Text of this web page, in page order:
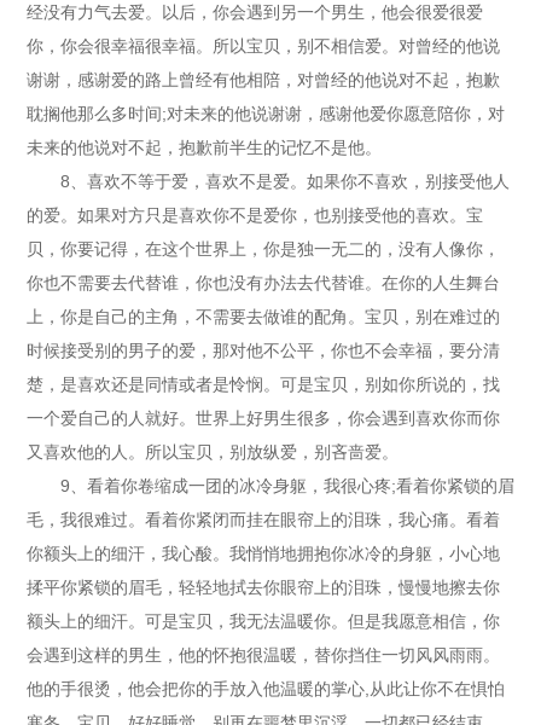
经没有力气去爱。以后，你会遇到另一个男生，他会很爱很爱
你，你会很幸福很幸福。所以宝贝，别不相信爱。对曾经的他说
谢谢，感谢爱的路上曾经有他相陪，对曾经的他说对不起，抱歉
耽搁他那么多时间;对未来的他说谢谢，感谢他爱你愿意陪你，对
未来的他说对不起，抱歉前半生的记忆不是他。
8、喜欢不等于爱，喜欢不是爱。如果你不喜欢，别接受他人
的爱。如果对方只是喜欢你不是爱你，也别接受他的喜欢。宝
贝，你要记得，在这个世界上，你是独一无二的，没有人像你，
你也不需要去代替谁，你也没有办法去代替谁。在你的人生舞台
上，你是自己的主角，不需要去做谁的配角。宝贝，别在难过的
时候接受别的男子的爱，那对他不公平，你也不会幸福，要分清
楚，是喜欢还是同情或者是怜悯。可是宝贝，别如你所说的，找
一个爱自己的人就好。世界上好男生很多，你会遇到喜欢你而你
又喜欢他的人。所以宝贝，别放纵爱，别吝啬爱。
9、看着你卷缩成一团的冰冷身躯，我很心疼;看着你紧锁的眉
毛，我很难过。看着你紧闭而挂在眼帘上的泪珠，我心痛。看着
你额头上的细汗，我心酸。我悄悄地拥抱你冰冷的身躯，小心地
揉平你紧锁的眉毛，轻轻地拭去你眼帘上的泪珠，慢慢地擦去你
额头上的细汗。可是宝贝，我无法温暖你。但是我愿意相信，你
会遇到这样的男生，他的怀抱很温暖，替你挡住一切风风雨雨。
他的手很烫，他会把你的手放入他温暖的掌心,从此让你不在惧怕